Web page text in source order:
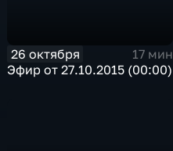
26 октября
17 мин
Эфир от 27.10.2015 (00:00)